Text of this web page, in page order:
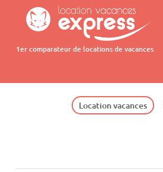
1er comparateur de locations de vacances
Location vacances